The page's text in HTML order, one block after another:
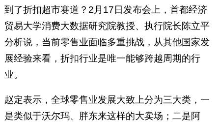
到了折扣超市赛道？2月17日发布会上，首都经济
贸易大学消费大数据研究院教授、执行院长陈立平
分析说，当前零售业面临多重挑战，从其他国家发
展经验来看，折扣行业是唯一能够跨越周期的行
业。
赵定表示，全球零售业发展大致上分为三大类，一
是类似于沃尔玛、胖东来这样的大卖场；二是阿